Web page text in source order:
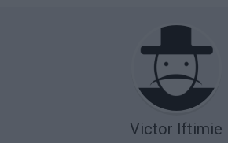
Victor Iftimie